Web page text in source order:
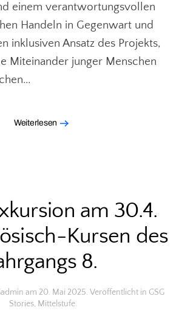
einem verantwortungsvollen
Handeln in Gegenwart und
inklusiven Ansatz des Projekts,
Miteinander junger Menschen
Weiterlesen
am 30.4.
Kursen des
8.
am 20. Mai 2025. Veröffentlicht in GSG
Stories, Mittelstufe.